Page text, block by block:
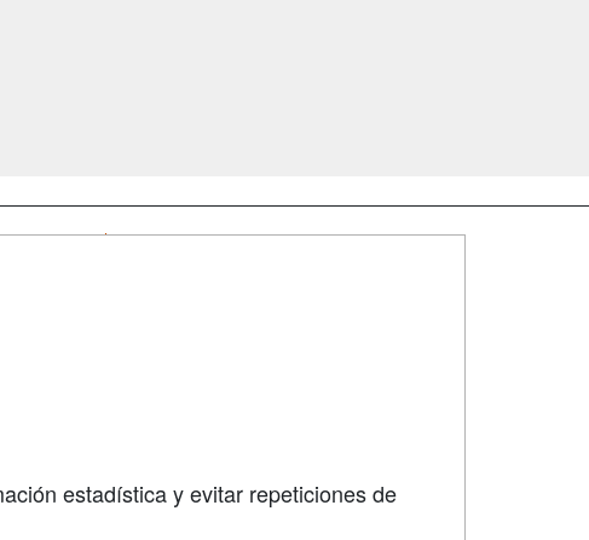
estadística y evitar repeticiones de